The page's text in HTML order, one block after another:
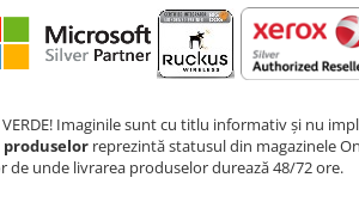
Imaginile sunt cu titlu informativ și nu
reprezintă statusul din magazinele
de unde livrarea produselor durează 48/72 ore.